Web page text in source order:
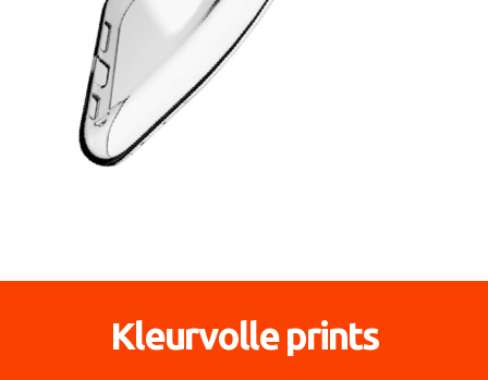
Kleurvolle prints